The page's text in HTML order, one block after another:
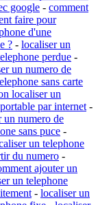
google - comment
faire pour
d'une
? - localiser un
perdue -
un numero de
sans carte
localiser un
par internet -
un numero de
sans puce -
un telephone
du numero -
ajouter un
un telephone
- localiser un